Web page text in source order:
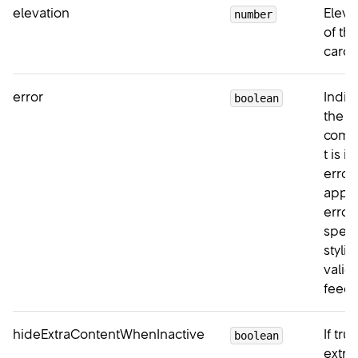
elevation number
of the
card.
error boolean
the
t is in
error
error-
hideExtraContentWhenInactive boolean
If
extra